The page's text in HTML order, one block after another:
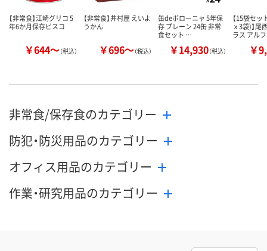
【非常食】江崎グリコ 5
年6か月保存ビスコ
￥644～（税込）
【非常食】井村屋 えいよ
うかん
￥696～（税込）
缶deボローニャ 5年保
存 プレーン 24缶 非常
食セット …
￥14,930（税込）
【15袋セ
ｘ3袋)】尾
ラス アル
￥
非常食/保存食のカテゴリー
防犯・防災用品のカテゴリー
オフィス用品のカテゴリー
作業・研究用品のカテゴリー